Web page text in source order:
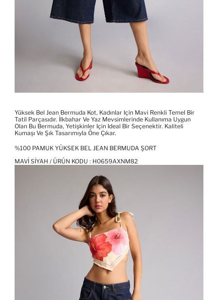
Yüksek Bel Jean Bermuda Kot, Kadınlar Için Mavi Renkli Temel Bir
Tatil Parçasıdır. İlkbahar Ve Yaz Mevsimlerinde Kullanıma Uygun
Olan Bu Bermuda, Yetişkinler Için Ideal Bir Seçenektir. Kaliteli
Kumaşı Ve Şık Tasarımıyla Öne Çıkar.
%100 PAMUK YÜKSEK BEL JEAN BERMUDA ŞORT
MAVI SIYAH / ÜRÜN KODU : H0659AXNM82